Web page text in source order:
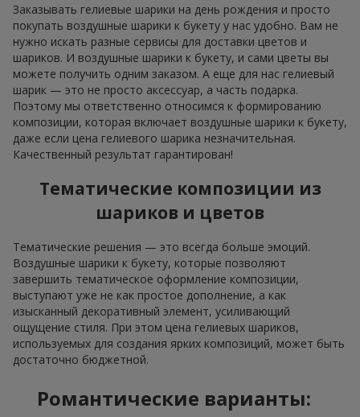
Заказывать гелиевые шарики на день рождения и просто
покупать воздушные шарики к букету у нас удобно. Вам не
нужно искать разные сервисы для доставки цветов и
шариков. И воздушные шарики к букету, и сами цветы вы
можете получить одним заказом. А еще для нас гелиевый
шарик — это не просто аксессуар, а часть подарка.
Поэтому мы ответственно относимся к формированию
композиции, которая включает воздушные шарики к букету,
даже если цена гелиевого шарика незначительная.
Качественный результат гарантирован!
Тематические композиции из
шариков и цветов
Тематические решения — это всегда больше эмоций.
Воздушные шарики к букету, которые позволяют
завершить тематическое оформление композиции,
выступают уже не как простое дополнение, а как
изысканный декоративный элемент, усиливающий
ощущение стиля. При этом цена гелиевых шариков,
используемых для создания ярких композиций, может быть
достаточно бюджетной.
Романтические варианты: